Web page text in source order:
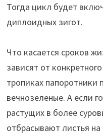
Тогда цикл будет
диплоидных зигот.
Что касается сроков
зависят от
тропиках
вечнозеленые. А если
растущих в более
отбрасывают листья